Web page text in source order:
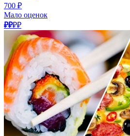
700 ₽
Мало оценок
₽₽₽₽